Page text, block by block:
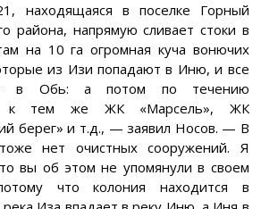
в поселке Горный
района, напрямую сливает стоки в
на 10 га огромная куча вонючих
из Изи попадают в Иню, и все
в Обь: а потом по течению
к тем же ЖК «Марсель», ЖК
берег» и т.д., — заявил Носов. — В
нет очистных сооружений. Я
вы об этом не упомянули в своем
что колония находится в